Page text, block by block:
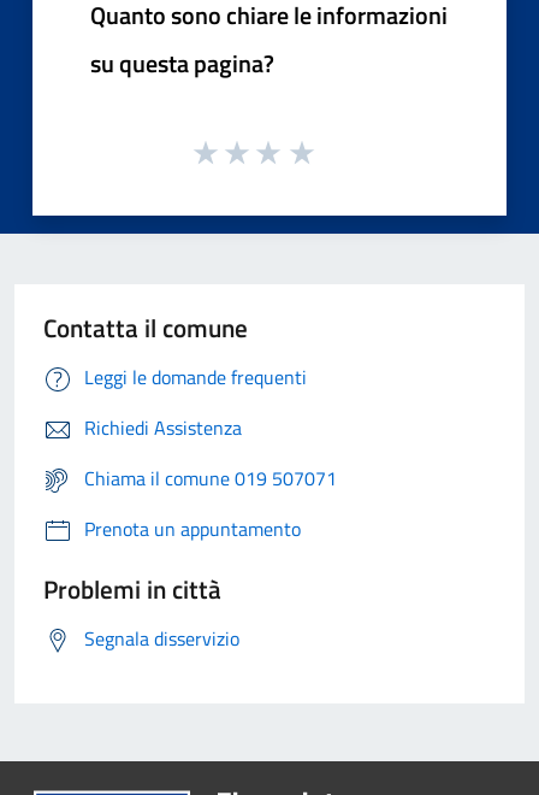
Quanto sono chiare le informazioni
su questa pagina?
Contatta il comune
Leggi le domande frequenti
Richiedi Assistenza
Chiama il comune 019 507071
Prenota un appuntamento
Problemi in città
Segnala disservizio